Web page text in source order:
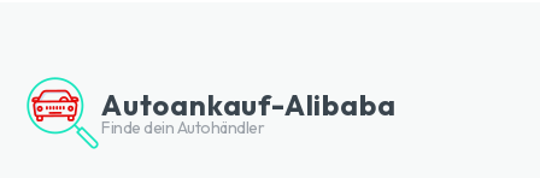
Autoankauf-Alibaba
Finde dein Autohändler